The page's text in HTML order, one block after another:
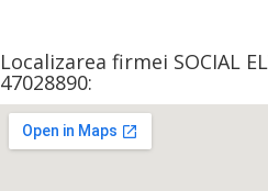
Localizarea firmei SOCIAL
47028890: